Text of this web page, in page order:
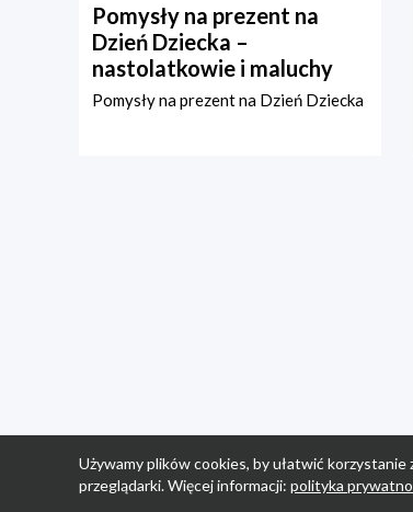
Pomysły na prezent na
Dzień Dziecka –
nastolatkowie i maluchy
Pomysły na prezent na Dzień Dziecka
Używamy plików cookies, by ułatwić
przeglądarki. Więcej informacji: polityka